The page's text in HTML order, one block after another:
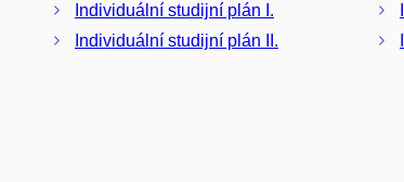
Individuální studijní plán I.
Individuální studijní plán II.